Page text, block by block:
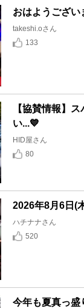
おはようござい
takeshi.oさん
133
【協賛情報】
い...💙
HID屋さん
80
2026年8月6日(
ハチナナさん
520
今年も夏真っ盛